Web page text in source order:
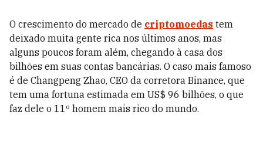
O crescimento do mercado de criptomoedas tem
deixado muita gente rica nos últimos anos, mas
alguns poucos foram além, chegando à casa dos
bilhões em suas contas bancárias. O caso mais famoso
é de Changpeng Zhao, CEO da corretora Binance, que
tem uma fortuna estimada em US$ 96 bilhões, o que
faz dele o 11º homem mais rico do mundo.